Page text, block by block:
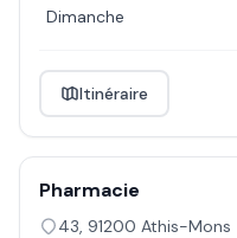
Dimanche
Itinéraire
Pharmacie
43, 91200 Athis-Mons